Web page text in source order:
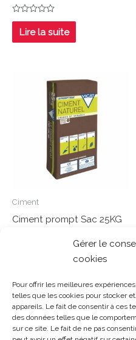
Gérer le
cookies
Pour offrir les meilleures
telles que les cookies pour stocker
appareils. Le fait de consentir à ces
des données telles que le
sur ce site. Le fait de ne pas
Note
sur
5
Lire la suite
Ciment
Ciment prompt Sac 25KG
Gosset Matériaux 2023 ©